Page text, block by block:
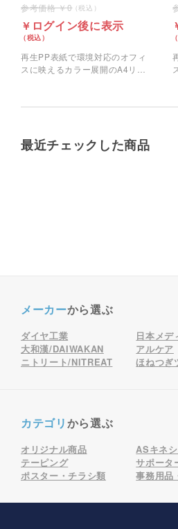
0
ログイン後に表示
再生PP表紙で環境対応のオフィ
スに映えるカラー展開のA4リン
最近チェックした商品
メーカーから選ぶ
ダイヤ工業 日本メデ
大和漢/DAIWAKAN
アルケア
ニトリート/NITREAT
ほねつぎ
カテゴリから選ぶ
オリジナル商品 ASキネ
テーピング
サポータ
ポスター・チラシ類
事務用品